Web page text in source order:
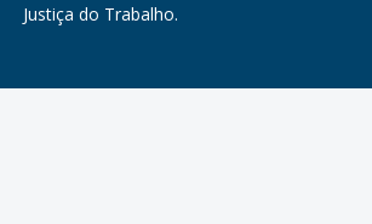
Justiça do Trabalho.